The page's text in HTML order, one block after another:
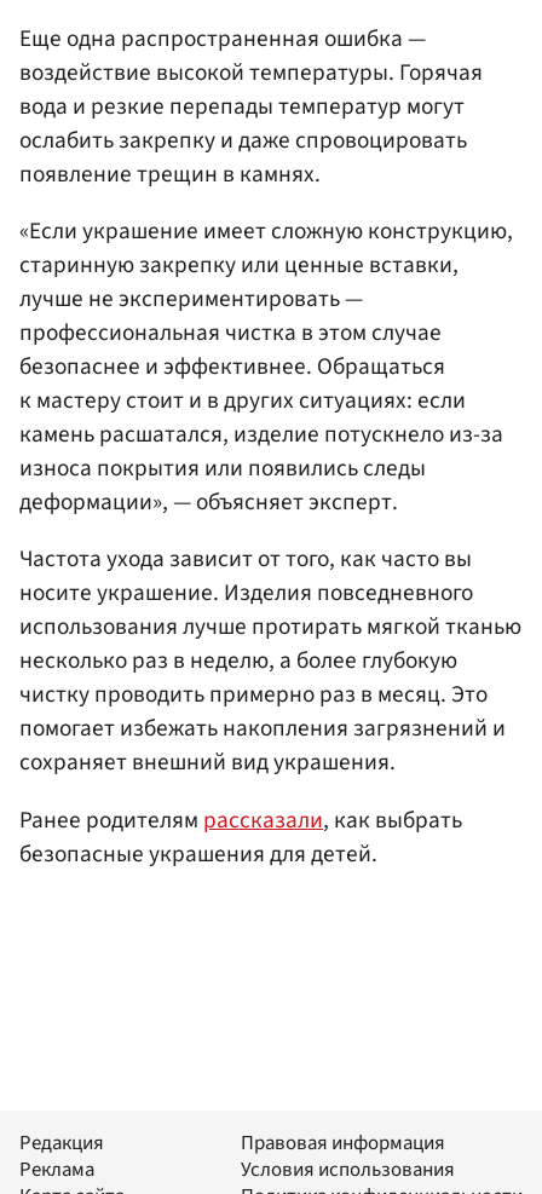
Еще одна распространенная ошибка —
воздействие высокой температуры. Горячая
вода и резкие перепады температур могут
ослабить закрепку и даже спровоцировать
появление трещин в камнях.
«Если украшение имеет сложную конструкцию,
старинную закрепку или ценные вставки,
лучше не экспериментировать —
профессиональная чистка в этом случае
безопаснее и эффективнее. Обращаться
к мастеру стоит и в других ситуациях: если
камень расшатался, изделие потускнело из-за
износа покрытия или появились следы
деформации», — объясняет эксперт.
Частота ухода зависит от того, как часто вы
носите украшение. Изделия повседневного
использования лучше протирать мягкой тканью
несколько раз в неделю, а более глубокую
чистку проводить примерно раз в месяц. Это
помогает избежать накопления загрязнений и
сохраняет внешний вид украшения.
Ранее родителям рассказали, как выбрать
безопасные украшения для детей.
Редакция
Реклама
Правовая информация
Условия использования